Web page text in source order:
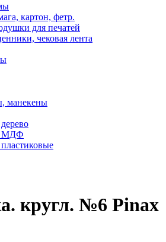
картон, фетр.
для печатей
чековая лента
манекены
МДФ
кругл. №6 Pinax